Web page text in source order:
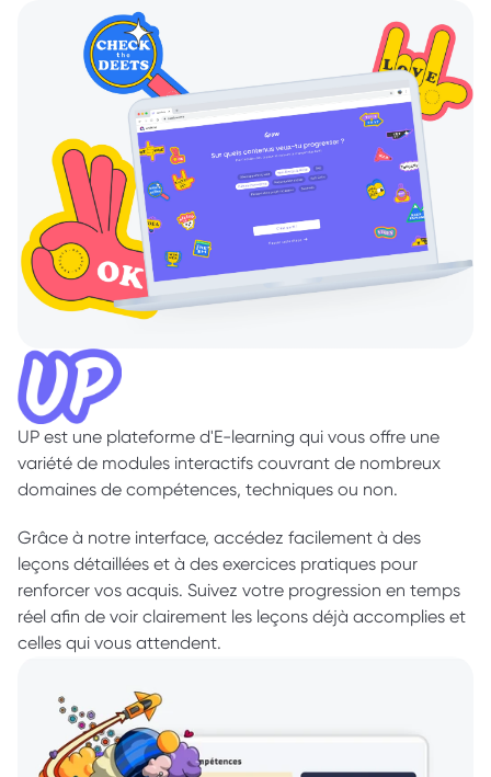
UP est une plateforme d'E-learning qui vous offre une
variété de modules interactifs couvrant de nombreux
domaines de compétences, techniques ou non.
Grâce à notre interface, accédez facilement à des
leçons détaillées et à des exercices pratiques pour
renforcer vos acquis. Suivez votre progression en temps
réel afin de voir clairement les leçons déjà accomplies et
celles qui vous attendent.